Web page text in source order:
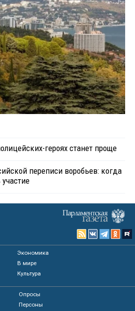
героях станет проще
переписи воробьев: когда
Экономика
В мире
Культура
Опросы
Персоны